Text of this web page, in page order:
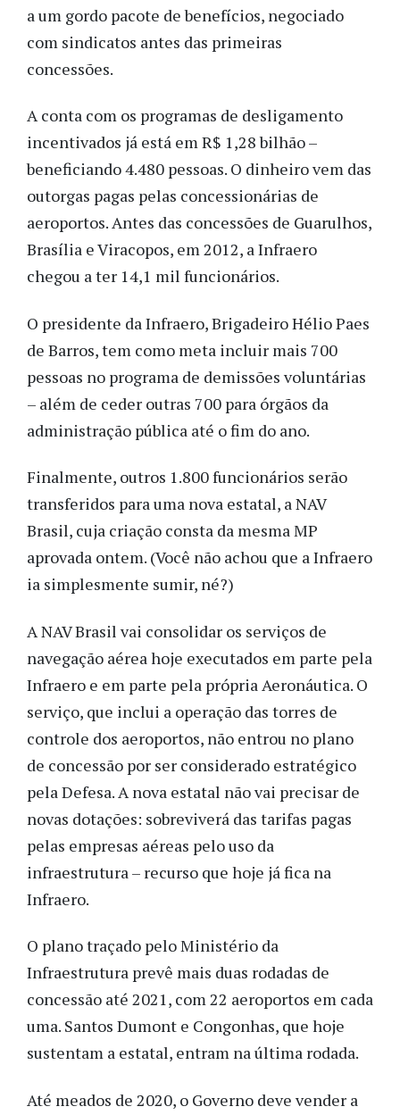
a um gordo pacote de benefícios, negociado
com sindicatos antes das primeiras
concessões.
A conta com os programas de desligamento
incentivados já está em R$ 1,28 bilhão –
beneficiando 4.480 pessoas. O dinheiro vem das
outorgas pagas pelas concessionárias de
aeroportos. Antes das concessões de Guarulhos,
Brasília e Viracopos, em 2012, a Infraero
chegou a ter 14,1 mil funcionários.
O presidente da Infraero, Brigadeiro Hélio Paes
de Barros, tem como meta incluir mais 700
pessoas no programa de demissões voluntárias
– além de ceder outras 700 para órgãos da
administração pública até o fim do ano.
Finalmente, outros 1.800 funcionários serão
transferidos para uma nova estatal, a NAV
Brasil, cuja criação consta da mesma MP
aprovada ontem. (Você não achou que a Infraero
ia simplesmente sumir, né?)
A NAV Brasil vai consolidar os serviços de
navegação aérea hoje executados em parte pela
Infraero e em parte pela própria Aeronáutica. O
serviço, que inclui a operação das torres de
controle dos aeroportos, não entrou no plano
de concessão por ser considerado estratégico
pela Defesa. A nova estatal não vai precisar de
novas dotações: sobreviverá das tarifas pagas
pelas empresas aéreas pelo uso da
infraestrutura – recurso que hoje já fica na
Infraero.
O plano traçado pelo Ministério da
Infraestrutura prevê mais duas rodadas de
concessão até 2021, com 22 aeroportos em cada
uma. Santos Dumont e Congonhas, que hoje
sustentam a estatal, entram na última rodada.
Até meados de 2020, o Governo deve vender a